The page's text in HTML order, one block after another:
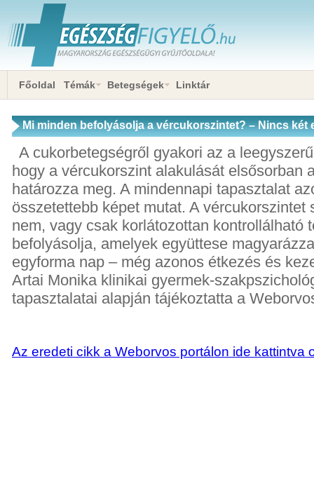
Főoldal Témák Betegségek Linktár
Mi minden befolyásolja a vércukorszintet? – Nincs két
A cukorbetegségről gyakori az a
hogy a vércukorszint alakulását elsősorban
határozza meg. A mindennapi tapasztalat
összetettebb képet mutat. A vércukorszintet
nem, vagy csak korlátozottan kontrollálható
befolyásolja, amelyek együttese
egyforma nap – még azonos étkezés és
Artai Monika klinikai gyermek-
tapasztalatai alapján tájékoztatta a
Az eredeti cikk a Weborvos portálon ide kattintva